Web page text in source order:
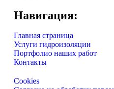
Навигация:
Главная страница
Услуги гидроизоляции
Портфолио наших работ
Контакты
Cookies